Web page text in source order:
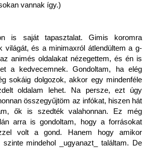
vannak így.)
is saját tapasztalat. Gimis koromra
világát, és a minimaxról átlendültem a g-
animés oldalakat nézegettem, és én is
a kedvecemnek. Gondoltam, ha elég
sokáig dolgozok, akkor egy mindenféle
oldalam lehet. Na persze, ezt úgy
összegyűjtöm az infókat, hiszen hát
ők is szedték valahonnan. Ez még
arra is gondoltam, hogy a forrásokat
volt a gond. Hanem hogy amikor
mindehol _ugyanazt_ találtam. De